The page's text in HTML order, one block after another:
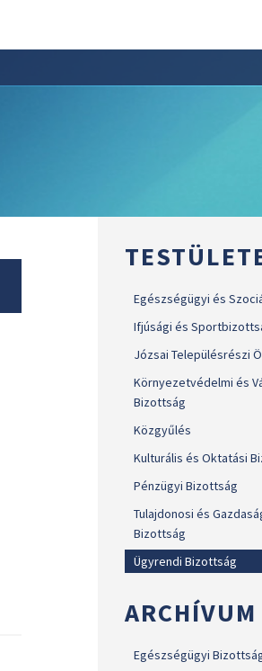
Egészségügyi és
Ifjúsági és
Józsai Településrészi
Környezetvédelmi és
Bizottság
Közgyűlés
Kulturális és Oktatási
Pénzügyi Bizottság
Tulajdonosi és
Bizottság
Ügyrendi Bizottság
ARCHÍVUM
Egészségügyi